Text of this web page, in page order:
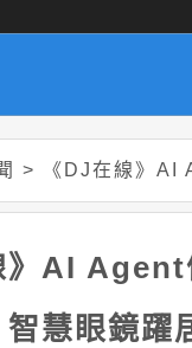
> 《DJ在線》AI Agent催生穿戴
》AI
智慧眼鏡躍